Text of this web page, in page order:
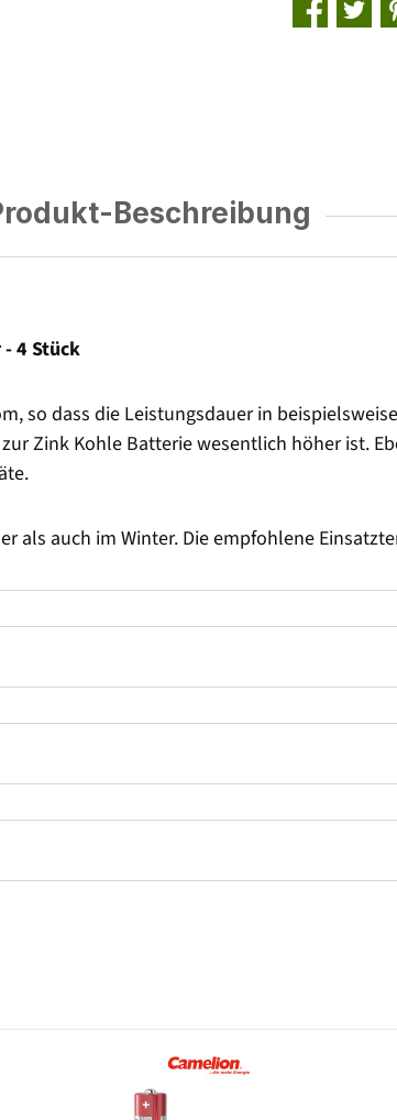
Beschreibung
4 Stück
so dass die Leistungsdauer in
Zink Kohle Batterie wesentlich höher ist.
auch im Winter. Die empfohlene